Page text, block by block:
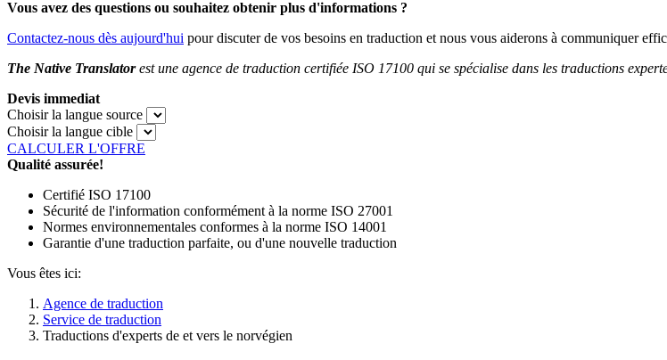
Vous avez des questions ou souhaitez obtenir plus d'informations ?
Contactez-nous dès aujourd'hui pour discuter de vos besoins en traduction et nous vous aiderons à communiquer
The Native Translatorest une agence de traduction certifiée ISO 17100 qui se spécialise dans les traductions
Devis immediat
Choisir la langue source
Choisir la langue cible
CALCULER L'OFFRE
Qualité assurée!
Certifié ISO 17100
Sécurité de l'information conformément à la norme ISO 27001
Normes environnementales conformes à la norme ISO 14001
Garantie d'une traduction parfaite, ou d'une nouvelle traduction
Vous êtes ici:
Agence de traduction
Service de traduction
Traductions d'experts de et vers le norvégien